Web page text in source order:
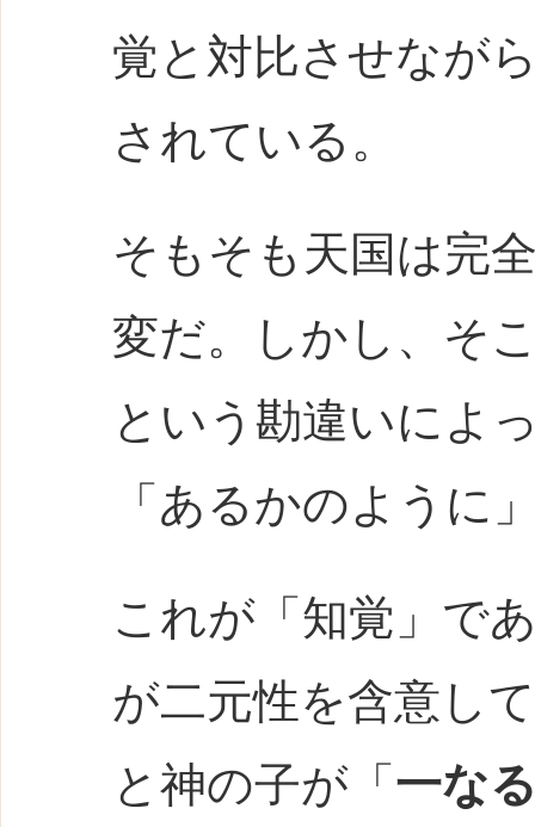
覚と対比させなが
されている。
そもそも天国は完
変だ。しかし、そ
という勘違いによ
「あるかのように
これが「知覚」で
が二元性を含意し
と神の子が「 一な